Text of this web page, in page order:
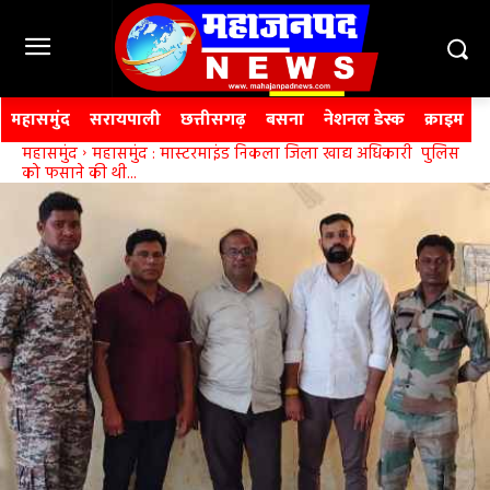
महासमुंद सरायपाली छत्तीसगढ़ बसना नेशनल डेस्क क्राइम
महासमुंद महासमुंद : मास्टरमाइंड निकला जिला खाद्य अधिकारी पुलिस
को फसाने की थी...